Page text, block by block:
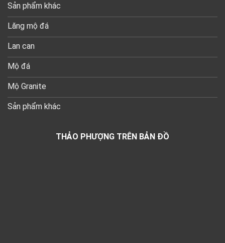
Sản phẩm khác
Lăng mộ đá
Lan can
Mộ đá
Mộ Granite
Sản phẩm khác
THẢO PHƯỢNG TRÊN BẢN ĐỒ